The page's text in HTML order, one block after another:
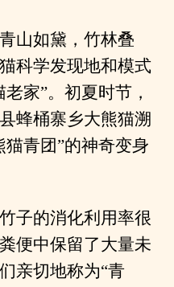
山如黛，竹林叠
科学发现地和模式
家”。初夏时节，
蜂桶寨乡大熊猫溯
青团”的神奇变身
子的消化利用率很
便中保留了大量未
亲切地称为“青